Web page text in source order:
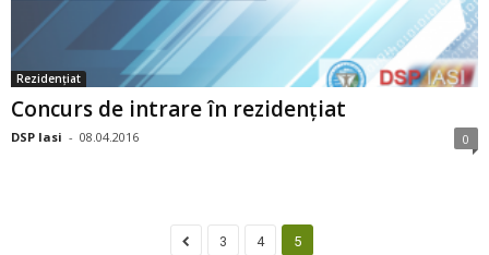
Rezidențiat
Concurs de intrare în rezidențiat
DSP Iasi - 08.04.2016 0
3 4 5